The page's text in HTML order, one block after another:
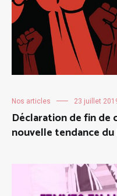
Nos articles 23 juillet
Déclaration de fin de
nouvelle tendance du